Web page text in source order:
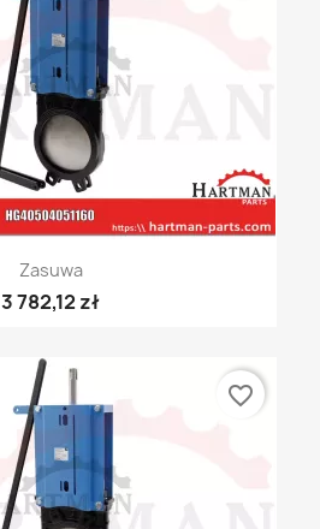
Zasuwa
3 782,12 zł
favorite_border